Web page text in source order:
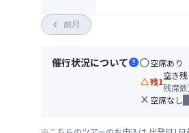
chevron_left 前月
催行状況についてhelpcircle空席あり
change_history残1
空き
残席数
close 空席なし